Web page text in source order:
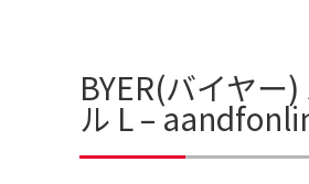
BYER(バイヤー
ル L –